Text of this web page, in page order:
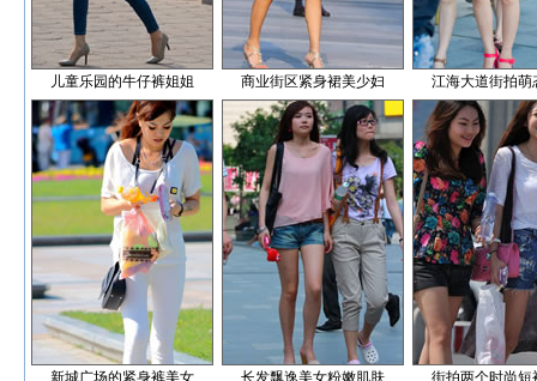
儿童乐园的牛仔裤姐姐 商业街区紧身裙美少妇 江海大道街拍萌
新城广场的紧身裤美女 长发飘逸美女粉嫩肌肤 街拍两个时尚短